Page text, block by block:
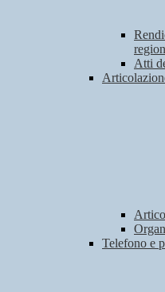
Atti
Telefono e